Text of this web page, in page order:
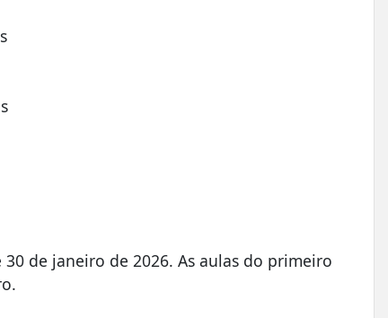
de janeiro de 2026. As aulas do primeiro